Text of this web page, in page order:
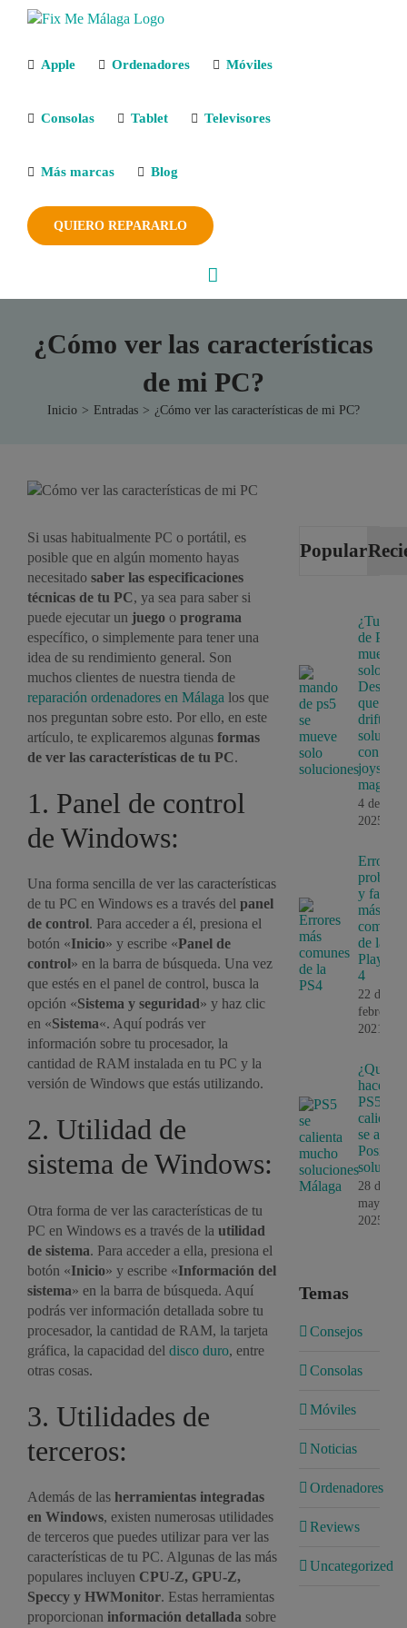
Saltar
Apple Ordenadores Móviles
Consolas Tablet Televisores
Más marcas Blog
QUIERO REPARARLO
¿Cómo ver las características
de mi PC?
Inicio Entradas ¿Cómo ver las características de mi PC?
Si usas habitualmente PC o portátil, es
posible que en algún momento hayas
necesitado saber las especificaciones
técnicas de tu PC, ya sea para saber si
puede ejecutar un juego o programa
específico, o simplemente para tener una
idea de su rendimiento general. Son
muchos clientes de nuestra tienda de
reparación ordenadores en Málaga los que
nos preguntan sobre esto. Por ello, en este
artículo, te explicaremos algunas formas
de ver las características de tu PC.
1. Panel de control
de Windows:
Una forma sencilla de ver las características
de tu PC en Windows es a través del panel
de control. Para acceder a él, presiona el
botón «Inicio» y escribe «Panel de
control» en la barra de búsqueda. Una vez
que estés en el panel de control, busca la
opción «Sistema y seguridad» y haz clic
en «Sistema«. Aquí podrás ver
información sobre tu procesador, la
cantidad de RAM instalada en tu PC y la
versión de Windows que estás utilizando.
2. Utilidad de
sistema de Windows:
Otra forma de ver las características de tu
PC en Windows es a través de la utilidad
de sistema. Para acceder a ella, presiona el
botón «Inicio» y escribe «Información del
sistema» en la barra de búsqueda. Aquí
podrás ver información detallada sobre tu
procesador, la cantidad de RAM, la tarjeta
gráfica, la capacidad del disco duro, entre
otras cosas.
3. Utilidades de
terceros:
Además de las herramientas integradas
en Windows, existen numerosas utilidades
de terceros que puedes utilizar para ver las
características de tu PC. Algunas de las más
populares incluyen CPU-Z, GPU-Z,
Speccy y HWMonitor. Estas herramientas
proporcionan información detallada sobre
Popular
¿Tu
de PS5
mueve
solo?
que es el
drift y
solución
con
joysticks
4 de
2025
Errores,
y fallos
más
de la
4
22 de
febrero,
2021
¿Que
hace si
PS5 se
calienta
se
Posibles
28 de
mayo,
2025
Temas
Consejos
Consolas
Móviles
Noticias
Ordenadores
Reviews
Uncategorized